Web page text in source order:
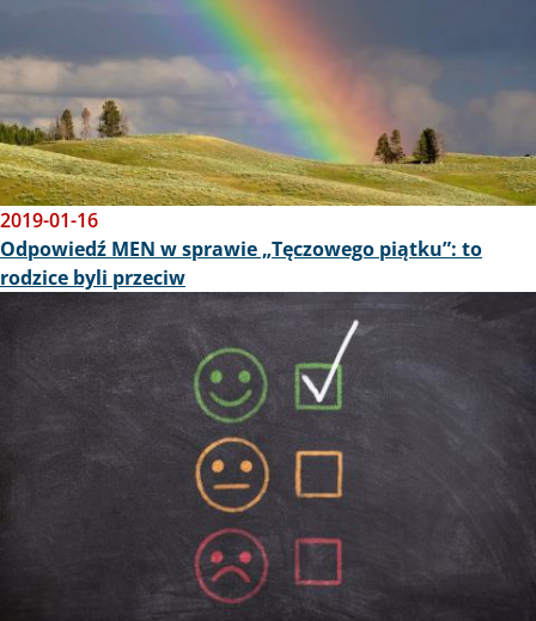
2019-01-16
Odpowiedź MEN w sprawie „Tęczowego piątku”: to
rodzice byli przeciw